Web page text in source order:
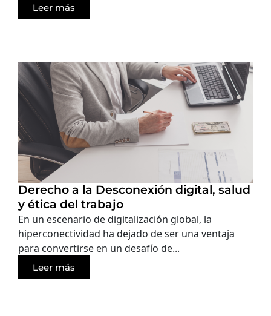
Leer más
Derecho a la Desconexión digital, salud
y ética del trabajo
En un escenario de digitalización global, la
hiperconectividad ha dejado de ser una ventaja
para convertirse en un desafío de...
Leer más